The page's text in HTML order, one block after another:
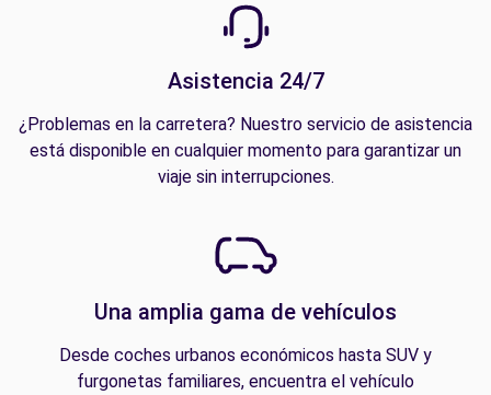
Asistencia 24/7
¿Problemas en la carretera? Nuestro servicio de asistencia
está disponible en cualquier momento para garantizar un
viaje sin interrupciones.
Una amplia gama de vehículos
Desde coches urbanos económicos hasta SUV y
furgonetas familiares, encuentra el vehículo